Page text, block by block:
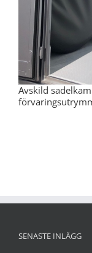
Avskild
SENASTE INLÄGG